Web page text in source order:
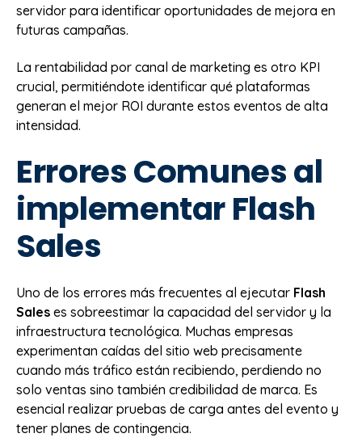
servidor para identificar oportunidades de mejora en
futuras campañas.
La rentabilidad por canal de marketing es otro KPI
crucial, permitiéndote identificar qué plataformas
generan el mejor ROI durante estos eventos de alta
intensidad.
Errores Comunes al
implementar Flash
Sales
Uno de los errores más frecuentes al ejecutar Flash
Sales es sobreestimar la capacidad del servidor y la
infraestructura tecnológica. Muchas empresas
experimentan caídas del sitio web precisamente
cuando más tráfico están recibiendo, perdiendo no
solo ventas sino también credibilidad de marca. Es
esencial realizar pruebas de carga antes del evento y
tener planes de contingencia.